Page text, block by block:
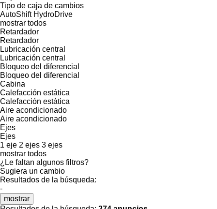
Tipo de caja de cambios
AutoShift HydroDrive
mostrar todos
Retardador
Retardador
Lubricación central
Lubricación central
Bloqueo del diferencial
Bloqueo del diferencial
Cabina
Calefacción estática
Calefacción estática
Aire acondicionado
Aire acondicionado
Ejes
Ejes
1 eje 2 ejes 3 ejes
mostrar todos
¿Le faltan algunos filtros?
Sugiera un cambio
Resultados de la búsqueda:
-
mostrar